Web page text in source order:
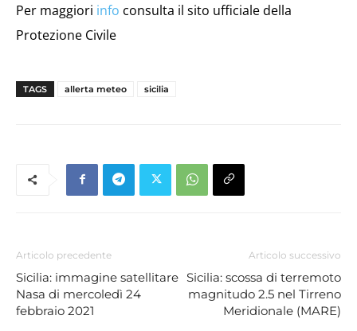
Per maggiori info consulta il sito ufficiale della
Protezione Civile
TAGS allerta meteo sicilia
Articolo precedente
Sicilia: immagine satellitare
Nasa di mercoledì 24
febbraio 2021
Articolo successivo
Sicilia: scossa di terremoto
magnitudo 2.5 nel Tirreno
Meridionale (MARE)